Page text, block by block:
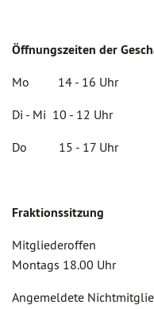
Öffnungszeiten der
Mo 14 - 16 Uhr
Di - Mi 10 - 12 Uhr
Do 15 - 17 Uhr
Fraktionssitzung
Mitgliederoffen
Montags 18.00 Uhr
Angemeldete